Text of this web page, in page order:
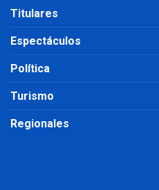
Titulares
Espectáculos
Política
Turismo
Regionales